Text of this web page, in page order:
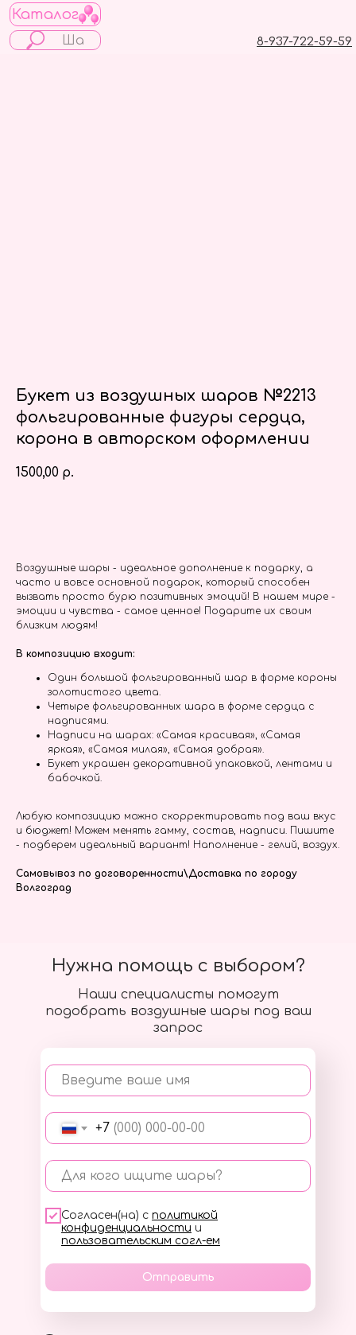
Каталог
8-937-722-59-59
Букет из воздушных шаров №2213
фольгированные фигуры сердца,
корона в авторском оформлении
1500,00 р.
Воздушные шары - идеальное дополнение к подарку, а
часто и вовсе основной подарок, который способен
вызвать просто бурю позитивных эмоций! В нашем мире -
эмоции и чувства - самое ценное! Подарите их своим
близким людям!
В композицию входит:
Один большой фольгированный шар в форме короны
золотистого цвета.
Четыре фольгированных шара в форме сердца с
надписями.
Надписи на шарах: «Самая красивая», «Самая
яркая», «Самая милая», «Самая добрая».
Букет украшен декоративной упаковкой, лентами и
бабочкой.
Любую композицию можно скорректировать под ваш вкус
и бюджет! Можем менять гамму, состав, надписи. Пишите
- подберем идеальный вариант! Наполнение - гелий, воздух.
Самовывоз по договоренности\Доставка по городу
Волгоград
Наши специалисты помогут
подобрать воздушные шары под ваш
запрос
Введите ваше имя
+7
Для кого ищите шары?
Согласен(на) с политикой
конфиденциальности и
пользовательским согл-ем
Отправить
Нужна помощь с выбором?